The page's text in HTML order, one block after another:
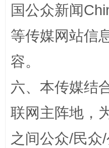
东山县通报“牛蛙产品抗
千年窑火 生生
国公众新闻
等传媒网站信
容。
六、本传媒结
联网主阵地，
之间公众/民众